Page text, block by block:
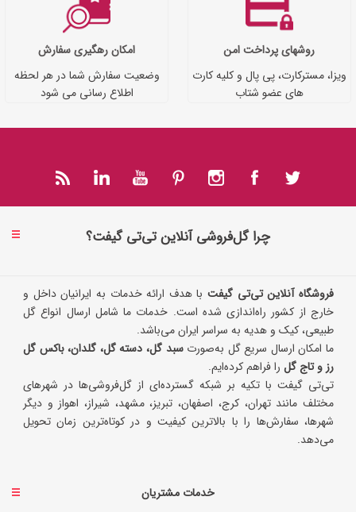
روشهای پرداخت امن
ویزا، مسترکارت، پی پال و کلیه کارت
های عضو شتاب
امکان رهگیری سفارش
وضعیت سفارش شما در هر لحظه
اطلاع رسانی می شود
چرا گل‌فروشی آنلاین تی‌تی گیفت؟
فروشگاه آنلاین تی‌تی گیفتبا هدف ارائه خدمات به ایرانیان داخل و
خارج از کشور راه‌اندازی شده است. خدمات ما شامل ارسال انواع گل
طبیعی، کیک و هدیه به سراسر ایران می‌باشد.
ما امکان ارسال سریع گل به‌صورتسبد گل، دسته گل، گلدان، باکس گل
رز و تاج گل را فراهم کرده‌ایم.
تی‌تی گیفت با تکیه بر شبکه گسترده‌ای از گل‌فروشی‌ها در شهرهای
مختلف مانند تهران، کرج، اصفهان، تبریز، مشهد، شیراز، اهواز و دیگر
شهرها، سفارش‌ها را با بالاترین کیفیت و در کوتاه‌ترین زمان تحویل
می‌دهد.
خدمات مشتریان